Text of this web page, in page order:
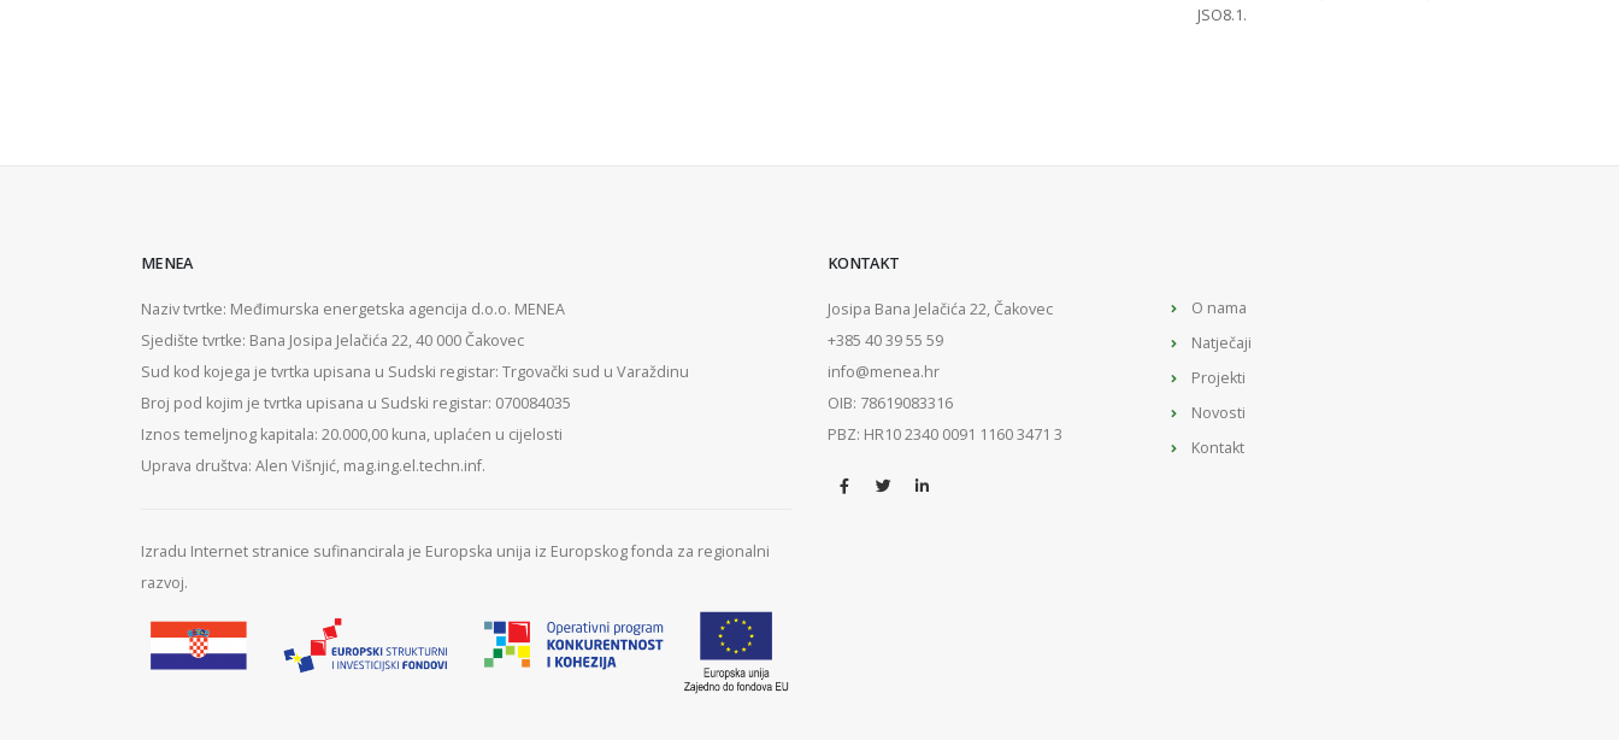
JSO8.1.
MENEA
Naziv tvrtke: Međimurska energetska agencija d.o.o. MENEA
Sjedište tvrtke: Bana Josipa Jelačića 22, 40 000 Čakovec
Sud kod kojega je tvrtka upisana u Sudski registar: Trgovački sud u Varaždinu
Broj pod kojim je tvrtka upisana u Sudski registar: 070084035
Iznos temeljnog kapitala: 20.000,00 kuna, uplaćen u cijelosti
Uprava društva: Alen Višnjić, mag.ing.el.techn.inf.
Izradu Internet stranice sufinancirala je Europska unija iz Europskog fonda za regionalni
razvoj.
KONTAKT
Josipa Bana Jelačića 22, Čakovec
+385 40 39 55 59
info@menea.hr
OIB: 78619083316
PBZ: HR10 2340 0091 1160 3471 3
O nama
Natječaji
Projekti
Novosti
Kontakt